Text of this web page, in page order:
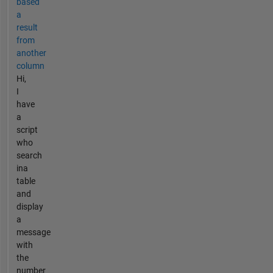
a
result
from
another
column
Hi,
I
have
a
script
who
search
ina
table
and
display
a
message
with
the
number